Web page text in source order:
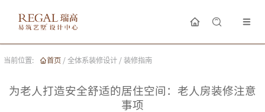
当前位置: 首页 / 全体系装修设计 / 装修指南
为老人打造安全舒适的居住空间：老人房装修注意
事项